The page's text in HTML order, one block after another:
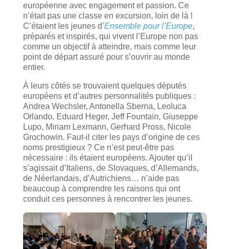
européenne avec engagement et passion. Ce
n’était pas une classe en excursion, loin de là !
C’étaient les jeunes d’Ensemble pour l’Europe,
préparés et inspirés, qui vivent l’Europe non pas
comme un objectif à atteindre, mais comme leur
point de départ assuré pour s’ouvrir au monde
entier.
À leurs côtés se trouvaient quelques députés
européens et d’autres personnalités publiques :
Andrea Wechsler, Antonella Sberna, Leoluca
Orlando, Eduard Heger, Jeff Fountain, Giuseppe
Lupo, Miriam Lexmann, Gerhard Pross, Nicole
Grochowin. Faut-il citer les pays d’origine de ces
noms prestigieux ? Ce n’est peut-être pas
nécessaire : ils étaient européens. Ajouter qu’il
s’agissait d’Italiens, de Slovaques, d’Allemands,
de Néerlandais, d’Autrichiens… n’aide pas
beaucoup à comprendre les raisons qui ont
conduit ces personnes à rencontrer les jeunes.